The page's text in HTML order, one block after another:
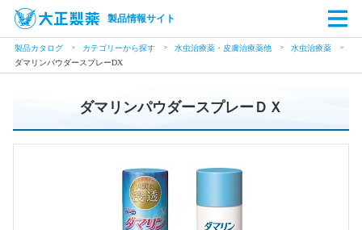
製品情報サイト
製品カタログ カテゴリーから探す 水虫治療薬・皮膚治療薬他
水虫治療薬
ダマリンパウダースプレーDX
ダマリンパウダースプレーＤＸ